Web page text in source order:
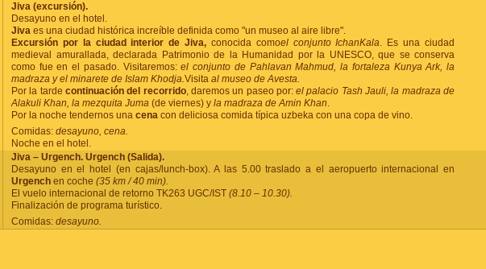
Jiva (excursión).
Desayuno en el hotel.
Jiva es una ciudad histórica increíble definida como "un museo al aire libre".
Excursión por la ciudad interior de Jiva, conocida comoel conjuntoIchanKala. Es una ciudad
medieval amurallada, declarada Patrimonio de la Humanidad por la UNESCO, que se conserva
como fue en el pasado. Visitaremos:el conjunto de Pahlavan Mahmud, la fortaleza Kunya Ark, la
madraza y el minarete de Islam Khodja.Visita al museo de Avesta.
Por la tarde continuación del recorrido, daremos un paseo por:el palacio Tash Jauli, la madraza de
Alakuli Khan, la mezquita Juma (de viernes) y la madraza de Amin Khan.
Por la noche tendernos una cena con deliciosa comida típica uzbeka con una copa de vino.
Comidas: desayuno, cena.
Noche en el hotel.
Jiva – Urgench. Urgench (Salida).
Desayuno en el hotel (en cajas/lunch-box). A las 5.00 traslado a el aeropuerto internacional en
Urgench en coche (35 km / 40 min).
El vuelo internacional de retorno TK263 UGC/IST (8.10 – 10.30).
Finalización de programa turístico.
Comidas: desayuno.